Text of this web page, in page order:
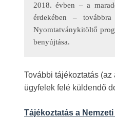
2018. évben – a
érdekében –
Nyomtatványkitöltő
benyújtása.
További tájékoztatás
ügyfelek felé küldendő
Tájékoztatás a